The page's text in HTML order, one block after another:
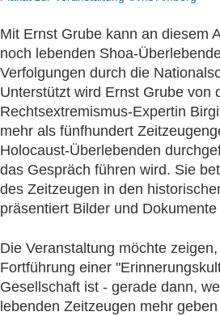
Mit Ernst Grube kann an diesem
noch lebenden Shoa-
Verfolgungen durch die
Unterstützt wird Ernst Grube von
Rechtsextremismus-Expertin
mehr als fünfhundert
Holocaust-Überlebenden
das Gespräch führen wird. Sie
des Zeitzeugen in den
präsentiert Bilder und
Die Veranstaltung möchte
Fortführung einer
Gesellschaft ist - gerade dann,
lebenden Zeitzeugen mehr